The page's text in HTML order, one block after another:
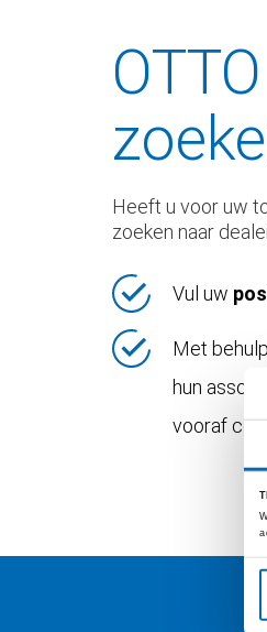
Heeft u voor uw
zoeken naar
Vul uw
Met behulp
hun
vooraf